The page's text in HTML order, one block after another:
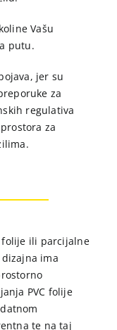
Vašu
putu.
jer su
za
regulativa
za
folije ili parcijalne
ima
PVC folije
te na taj